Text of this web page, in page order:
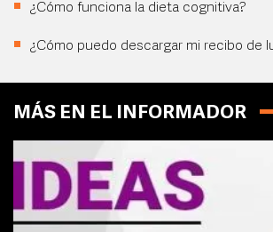
¿Cómo funciona la dieta cognitiva?
¿Cómo puedo descargar mi recibo de
MÁS EN EL INFORMADOR